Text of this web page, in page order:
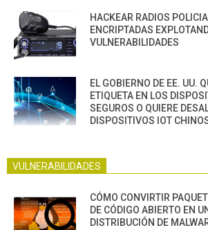
HACKEAR RADIOS
ENCRIPTADAS
VULNERABILIDADES
EL GOBIERNO DE EE. UU.
ETIQUETA EN LOS
SEGUROS O QUIERE
DISPOSITIVOS IOT
VULNERABILIDADES
CÓMO CONVIRTIR
DE CÓDIGO ABIERTO EN
DISTRIBUCIÓN DE